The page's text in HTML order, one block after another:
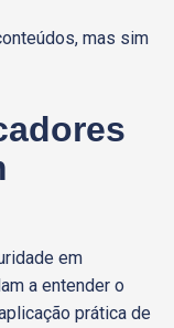
mas sim
em
a entender o
prática de